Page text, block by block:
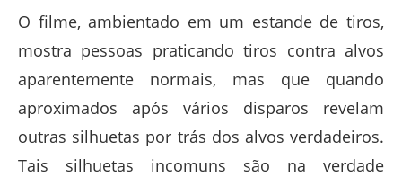
O filme, ambientado em um estande de tiros,
mostra pessoas praticando tiros contra alvos
aparentemente normais, mas que quando
aproximados após vários disparos revelam
outras silhuetas por trás dos alvos verdadeiros.
Tais silhuetas incomuns são na verdade